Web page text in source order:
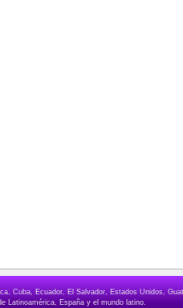
Cuba, Ecuador, El Salvador, Estados Unidos,
Latinoamérica, España y el mundo latino.